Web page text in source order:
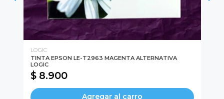
LOGIC
TINTA EPSON LE-T2963 MAGENTA ALTERNATIVA
LOGIC
$ 8.900
Agregar al carro